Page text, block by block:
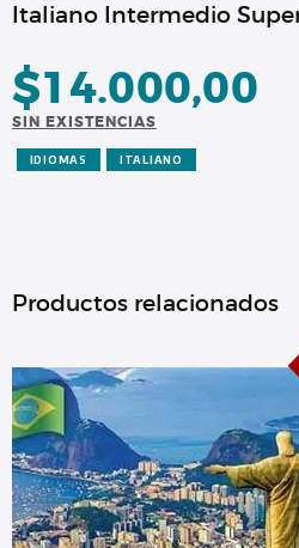
Italiano Intermedio
$14.000,00
SIN EXISTENCIAS
IDIOMAS ITALIANO
Productos relacionados